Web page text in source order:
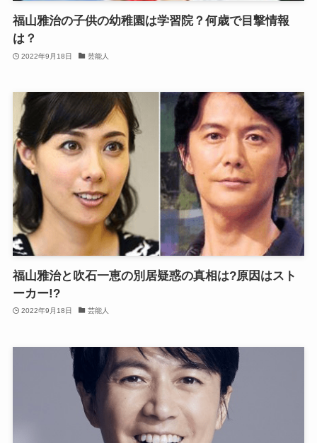
福山雅治の子供の幼稚園は学習院？何歳で目撃情報
は？
2022年9月18日 芸能人
福山雅治と吹石一恵の別居疑惑の真相は?原因はスト
ーカー!?
2022年9月18日 芸能人